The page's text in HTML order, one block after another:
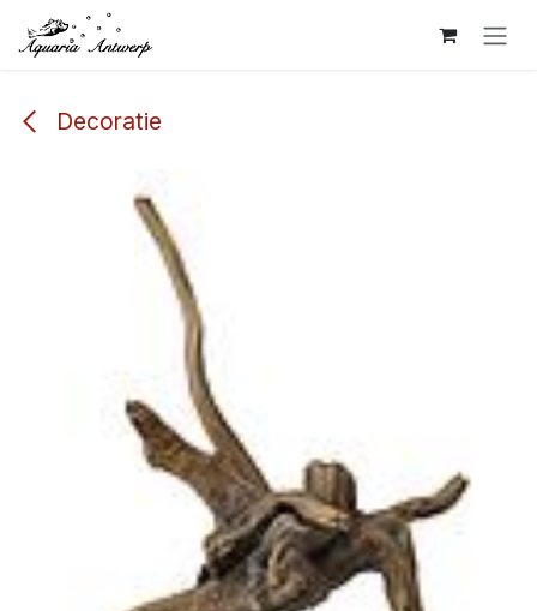
Overslaan naar inhoud
Decoratie